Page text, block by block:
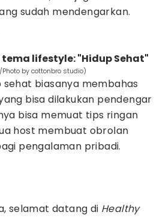
sudah mendengarkan.
lifestyle: "Hidup Sehat"
by cottonbro studio)
sehat biasanya membahas
bisa dilakukan pendengar
bisa memuat tips ringan
host membuat obrolan
pengalaman pribadi.
selamat datang di Healthy